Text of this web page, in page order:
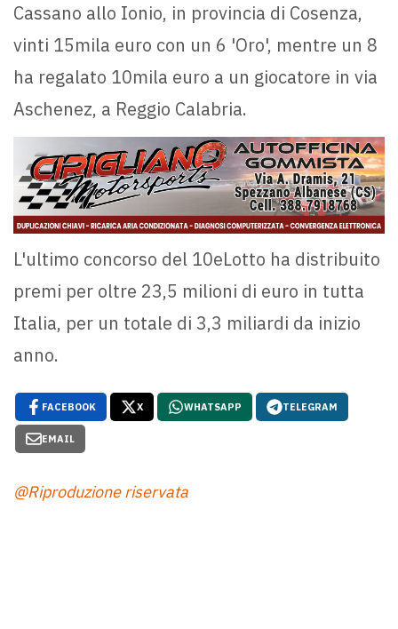
Cassano allo Ionio, in provincia di Cosenza,
vinti 15mila euro con un 6 'Oro', mentre un 8
ha regalato 10mila euro a un giocatore in via
Aschenez, a Reggio Calabria.
L'ultimo concorso del 10eLotto ha distribuito
premi per oltre 23,5 milioni di euro in tutta
Italia, per un totale di 3,3 miliardi da inizio
anno.
FACEBOOK X WHATSAPP TELEGRAM
EMAIL
@Riproduzione riservata